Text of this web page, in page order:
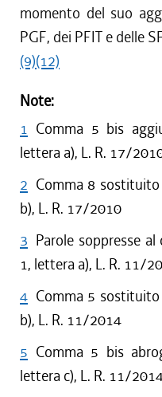
momento del suo
PGF, dei PFIT e delle
(9)(12)
Note:
1 Comma 5 bis
lettera a), L. R. 17/
2 Comma 8
b), L. R. 17/2010
3 Parole soppresse
1, lettera a), L. R. 11/
4 Comma 5
b), L. R. 11/2014
5 Comma 5 bis
lettera c), L. R. 11/